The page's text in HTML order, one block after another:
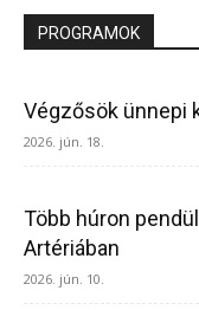
PROGRAMOK
Végzősök ünnepi
2026. jún. 18.
Több húron
Artériában
2026. jún. 10.